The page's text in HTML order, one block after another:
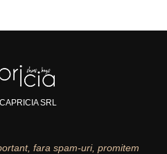
SRL
fara spam-uri, promitem